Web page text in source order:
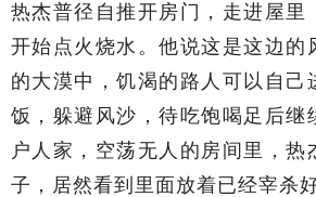
热杰普径自推开房门，走进屋里
开始点火烧水。他说这是这边的
的大漠中，饥渴的路人可以自己
饭，躲避风沙，待吃饱喝足后继
户人家，空荡无人的房间里，热
子，居然看到里面放着已经宰杀